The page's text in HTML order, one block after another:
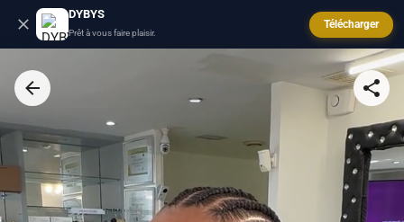
DYBYS
Prêt à vous faire plaisir.
Télécharger